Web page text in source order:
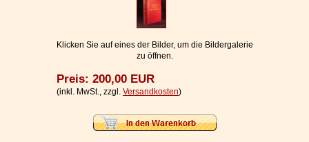
Ihr WarenkorbKlicken Sie auf eines der Bilder, um die Bildergalerie
zu öffnen.
Preis: 200,00 EUR
(inkl. MwSt., zzgl. Versandkosten)